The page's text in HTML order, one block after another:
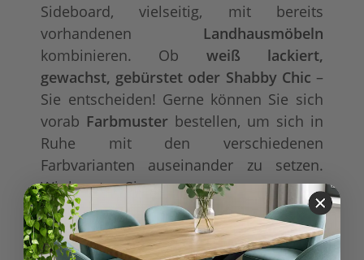
Sideboard, vielseitig, mit bereits
vorhandenen Landhausmöbeln
kombinieren. Ob weiß lackiert,
gewachst, gebürstet oder Shabby Chic –
Sie entscheiden! Gerne können Sie sich
vorab Farbmuster bestellen, um sich in
Ruhe mit den verschiedenen
Farbvarianten auseinander zu setzen.
Wir beraten Sie gerne.
Produkteigenschaft
Wert
Möbel
zerlegbar:
Nein - ist nicht zerlegbar